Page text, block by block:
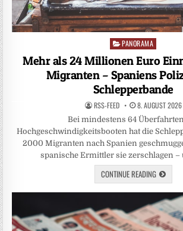
Posted
PANORAMA
Mehr als 24 Millionen Euro
Migranten – Spaniens
Schlepperbande
RSS-FEED 8. AUGUST 2026
Bei mindestens 64
Hochgeschwindigkeitsbooten hat die
2000 Migranten nach Spanien
spanische Ermittler sie zerschlagen –
CONTINUE READING